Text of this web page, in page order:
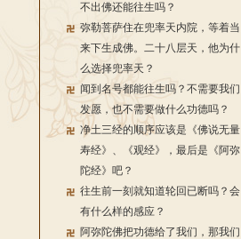
不出佛还能往生吗？
弥勒菩萨住在兜率天内院，等着当
来下生成佛。二十八层天，他为什
么选择兜率天？
闻到名号都能往生吗？不需要我们
发愿，也不需要做什么功德吗？
净土三经的顺序应该是《佛说无量
寿经》、《观经》，最后是《阿弥
陀经》吧？
往生前一刻就知道轮回已断吗？会
有什么样的感应？
阿弥陀佛把功德给了我们，那我们